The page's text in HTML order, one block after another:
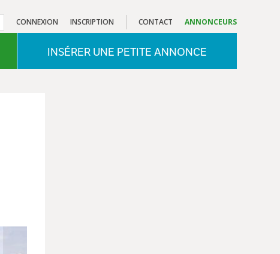
CONTACT ANNONCEURS
CONNEXION INSCRIPTION
INSÉRER UNE PETITE ANNONCE